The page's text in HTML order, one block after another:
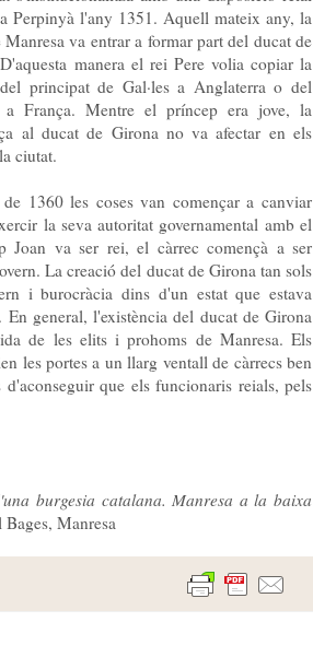
Perpinyà l'any 1351. Aquell mateix any, la
Manresa va entrar a formar part del ducat de
manera el rei Pere volia copiar la
principat de Gal·les a Anglaterra o del
a França. Mentre el príncep era jove, la
al ducat de Girona no va afectar en els
ciutat.
1360 les coses van començar a canviar
la seva autoritat governamental amb el
va ser rei, el càrrec començà a ser
La creació del ducat de Girona tan sols
i burocràcia dins d'un estat que estava
general, l'existència del ducat de Girona
de les elits i prohoms de Manresa. Els
les portes a un llarg ventall de càrrecs ben
que els funcionaris reials, pels
burgesia catalana. Manresa a la baixa
Manresa